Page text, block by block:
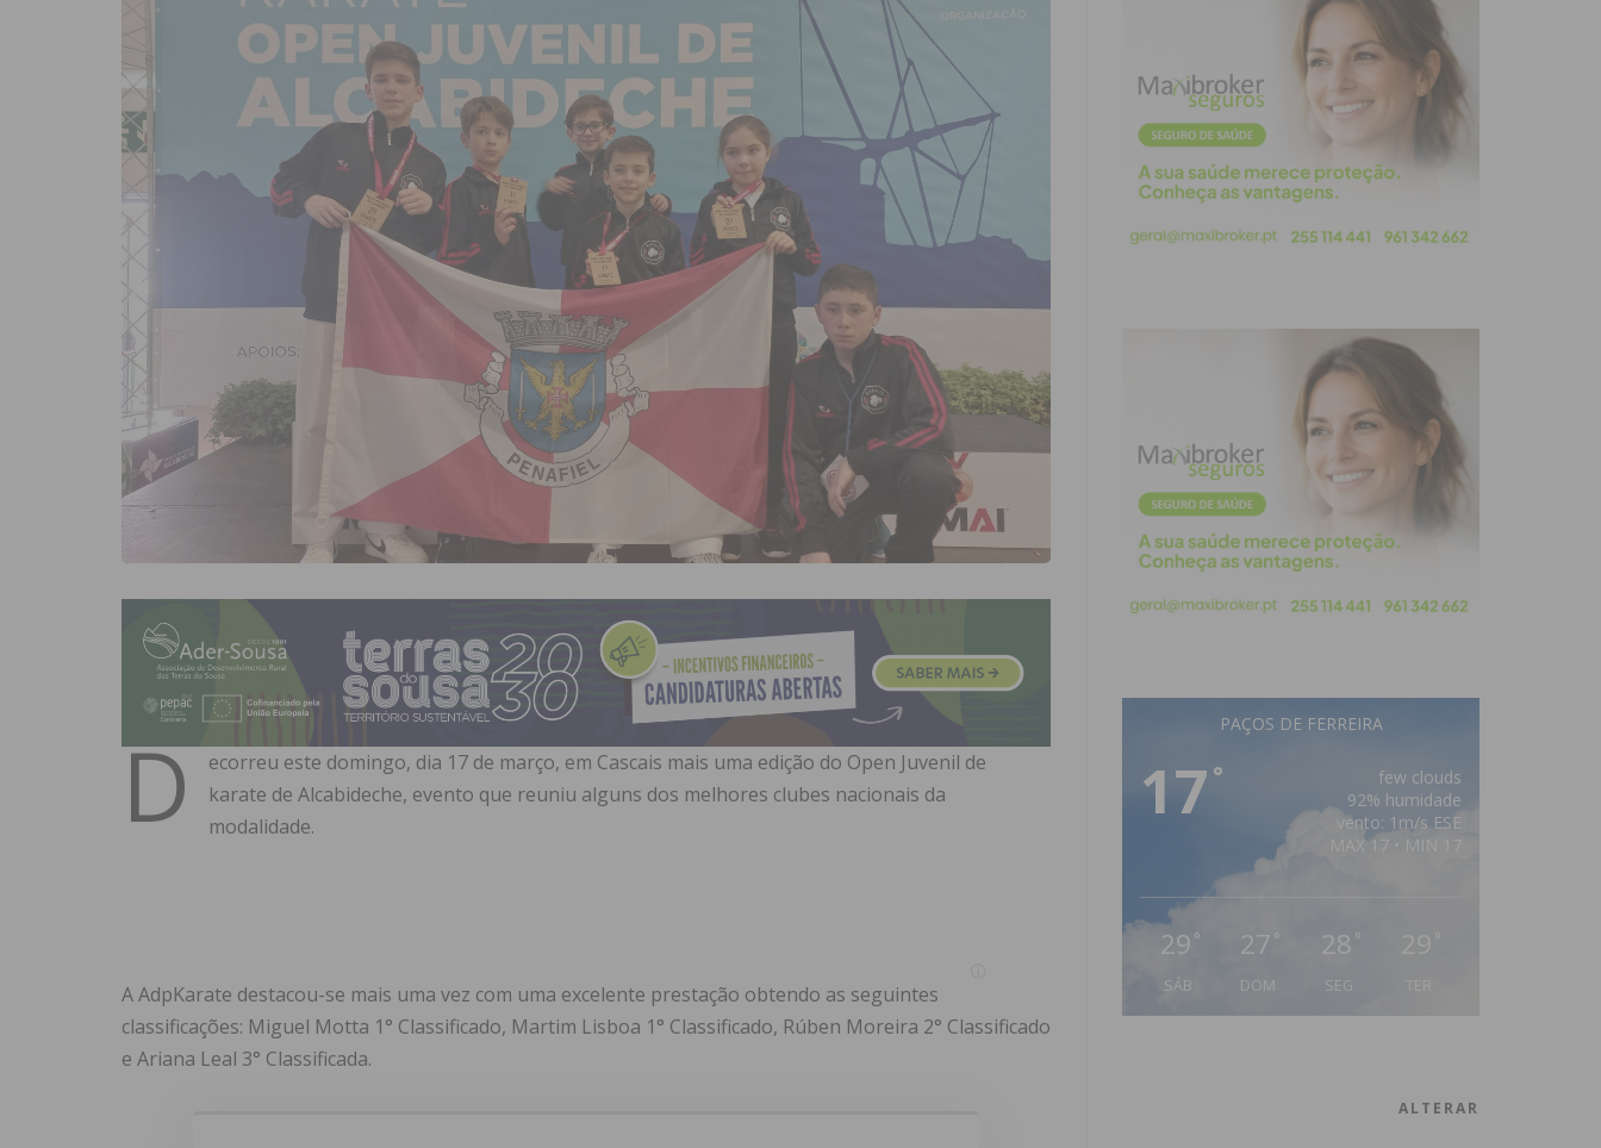
D
ecorreu este domingo, dia 17 de março, em Cascais mais uma edição do Open Juvenil de
karate de Alcabideche, evento que reuniu alguns dos melhores clubes nacionais da
modalidade.
A AdpKarate destacou-se mais uma vez com uma excelente prestação obtendo as seguintes
classificações: Miguel Motta 1° Classificado, Martim Lisboa 1° Classificado, Rúben Moreira 2° Classificado
e Ariana Leal 3° Classificada.
PAÇOS DE FERREIRA
17 °
few clouds
92% humidade
vento: 1m/s ESE
MAX 17 • MIN 17
29 °
SÁB
27 °
DOM
28 °
SEG
29 °
ALTERAR